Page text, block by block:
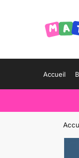
Accueil